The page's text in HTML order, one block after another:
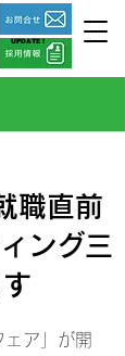
UPDATE !
職直前
ング三
ア」が開